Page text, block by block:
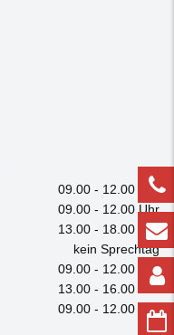
09.00 - 12.00 Uhr
09.00 - 12.00 Uhr
13.00 - 18.00 Uhr
kein Sprechtag
09.00 - 12.00 Uhr
13.00 - 16.00 Uhr
09.00 - 12.00 Uhr